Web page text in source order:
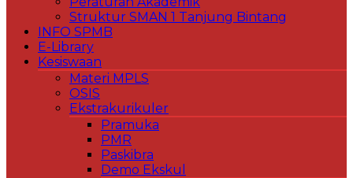
Struktur SMAN 1 Tanjung Bintang
INFO SPMB
E-Library
Kesiswaan
Materi MPLS
OSIS
Ekstrakurikuler
Pramuka
PMR
Paskibra
Demo Ekskul